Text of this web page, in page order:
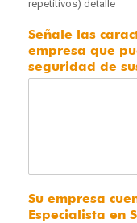
repetitivos) detalle
Señale las
empresa que
seguridad de
Su empresa
Especialista en